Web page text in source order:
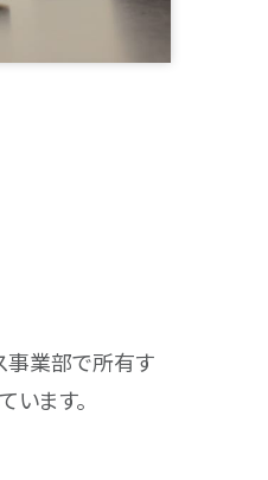
事業部で所有す
ます。